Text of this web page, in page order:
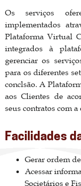
Os serviços
implementados
Plataforma Virtual
integrados à
gerenciar os
para os diferentes
conclsão. A
aos Clientes de
seus contratos com a
Facilidades
Gerar ordem
Acessar
Societários e